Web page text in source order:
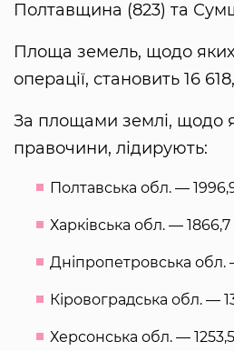
Полтавщина (823) та
Площа земель, щодо
операції, становить 16
За площами землі, щодо
правочини, лідирують:
Полтавська обл. —
Харківська обл. — 1866,7
Дніпропетровська обл.
Кіровоградська обл. —
Херсонська обл. —